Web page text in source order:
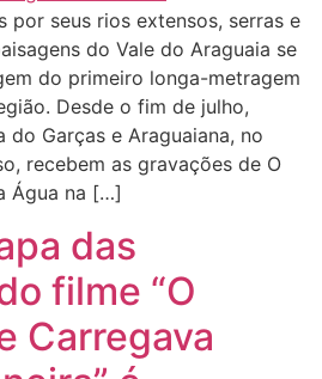
por seus rios extensos, serras e
do Vale do Araguaia se
do primeiro longa-metragem
Desde o fim de julho,
do Garças e Araguaiana, no
recebem as gravações de O
Água na […]
das
filme “O
Carregava